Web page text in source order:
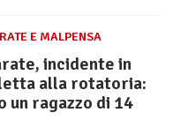
E MALPENSA
incidente in
alla rotatoria:
un ragazzo di 14